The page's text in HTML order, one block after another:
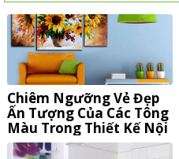
Chiêm Ngưỡng Vẻ Đẹp
Ấn Tượng Của Các Tông
Màu Trong Thiết Kế Nội
Thất